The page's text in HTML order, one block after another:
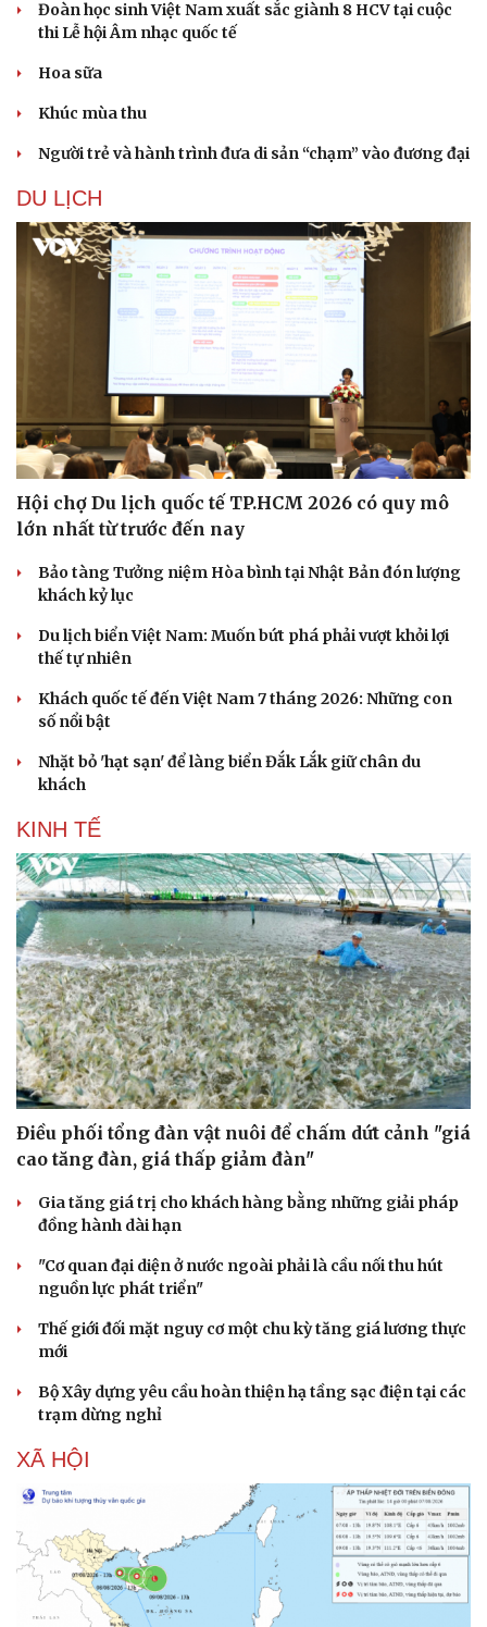
Sân khấu - Điện ảnh
Âm nhạc
Di sản
Nghệ sĩ
Đoàn học sinh Việt Nam xuất sắc giành 8 HCV tại cuộc
thi Lễ hội Âm nhạc quốc tế
Hoa sữa
Khúc mùa thu
Người trẻ và hành trình đưa di sản “chạm” vào đương đại
DU LỊCH
Hội chợ Du lịch quốc tế TP.HCM 2026 có quy mô
lớn nhất từ trước đến nay
Bảo tàng Tưởng niệm Hòa bình tại Nhật Bản đón lượng
khách kỷ lục
Du lịch biển Việt Nam: Muốn bứt phá phải vượt khỏi lợi
thế tự nhiên
Khách quốc tế đến Việt Nam 7 tháng 2026: Những con
số nổi bật
Nhặt bỏ 'hạt sạn' để làng biển Đắk Lắk giữ chân du
khách
KINH TẾ
Điều phối tổng đàn vật nuôi để chấm dứt cảnh "giá
cao tăng đàn, giá thấp giảm đàn"
Gia tăng giá trị cho khách hàng bằng những giải pháp
đồng hành dài hạn
"Cơ quan đại diện ở nước ngoài phải là cầu nối thu hút
nguồn lực phát triển"
Thế giới đối mặt nguy cơ một chu kỳ tăng giá lương thực
mới
Bộ Xây dựng yêu cầu hoàn thiện hạ tầng sạc điện tại các
trạm dừng nghỉ
XÃ HỘI